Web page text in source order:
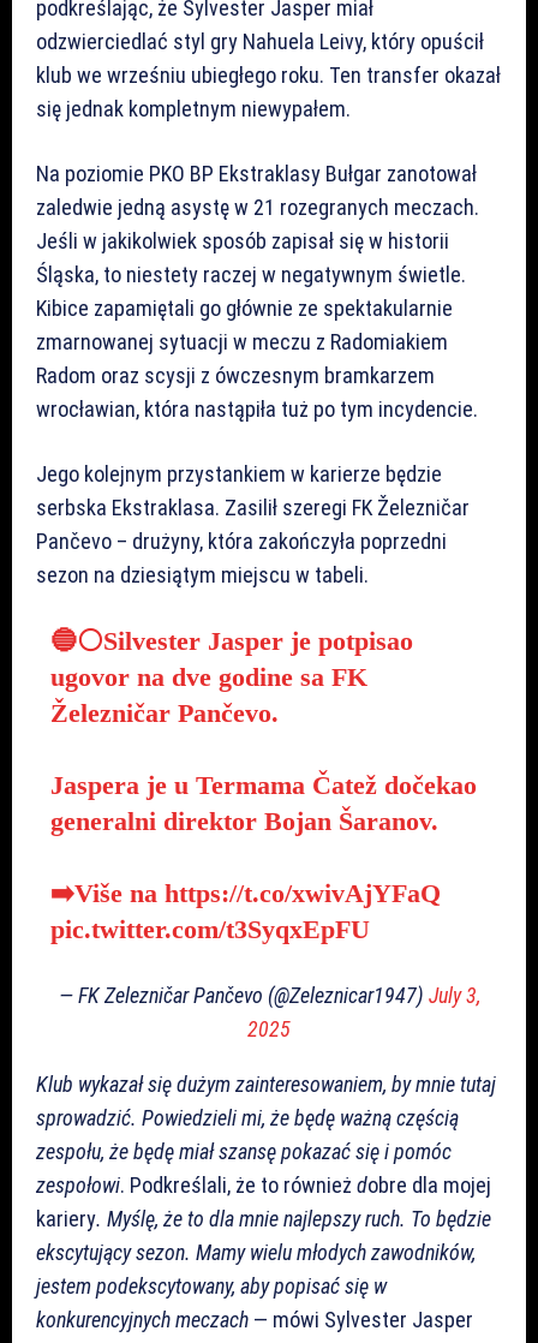
podkreślając, że Sylvester Jasper miał
odzwierciedlać styl gry Nahuela Leivy, który opuścił
klub we wrześniu ubiegłego roku. Ten transfer okazał
się jednak kompletnym niewypałem.
Na poziomie PKO BP Ekstraklasy Bułgar zanotował
zaledwie jedną asystę w 21 rozegranych meczach.
Jeśli w jakikolwiek sposób zapisał się w historii
Śląska, to niestety raczej w negatywnym świetle.
Kibice zapamiętali go głównie ze spektakularnie
zmarnowanej sytuacji w meczu z Radomiakiem
Radom oraz scysji z ówczesnym bramkarzem
wrocławian, która nastąpiła tuż po tym incydencie.
Jego kolejnym przystankiem w karierze będzie
serbska Ekstraklasa. Zasilił szeregi FK Železničar
Pančevo – drużyny, która zakończyła poprzedni
sezon na dziesiątym miejscu w tabeli.
🔵⚪Silvester Jasper je potpisao
ugovor na dve godine sa FK
Železničar Pančevo.
Jaspera je u Termama Čatež dočekao
generalni direktor Bojan Šaranov.
➡️Više na https://t.co/xwivAjYFaQ
pic.twitter.com/t3SyqxEpFU
— FK Zelezničar Pančevo (@Zeleznicar1947) July 3,
2025
Klub wykazał się dużym zainteresowaniem, by mnie tutaj
sprowadzić. Powiedzieli mi, że będę ważną częścią
zespołu, że będę miał szansę pokazać się i pomóc
zespołowi. Podkreślali, że to również dobre dla mojej
kariery. Myślę, że to dla mnie najlepszy ruch. To będzie
ekscytujący sezon. Mamy wielu młodych zawodników,
jestem podekscytowany, aby popisać się w
konkurencyjnych meczach — mówi Sylvester Jasper